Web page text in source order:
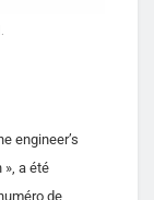
engineer’s
a été
de